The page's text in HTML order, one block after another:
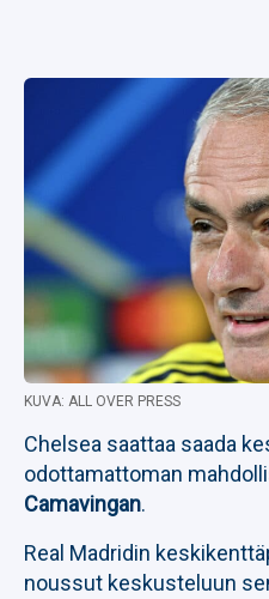
KUVA: ALL OVER PRESS
Chelsea saattaa saada
odottamattoman
Camavingan.
Real Madridin
noussut keskusteluun